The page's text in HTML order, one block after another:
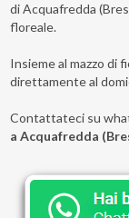
di Acquafredda
floreale.
Insieme al mazzo di
direttamente al
Contattateci su
a Acquafredda